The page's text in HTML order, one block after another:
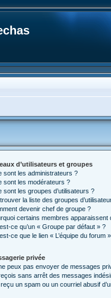
d’utilisateurs et groupes
sont les administrateurs ?
sont les modérateurs ?
sont les groupes d’utilisateurs ?
la liste des groupes
devenir chef de groupe ?
certains membres apparaissent
ce qu’un « Groupe par défaut » ?
ce que le lien « L’équipe du forum
privée
peux pas envoyer de messages
sans arrêt des messages
reçu un spam ou un courriel abusif